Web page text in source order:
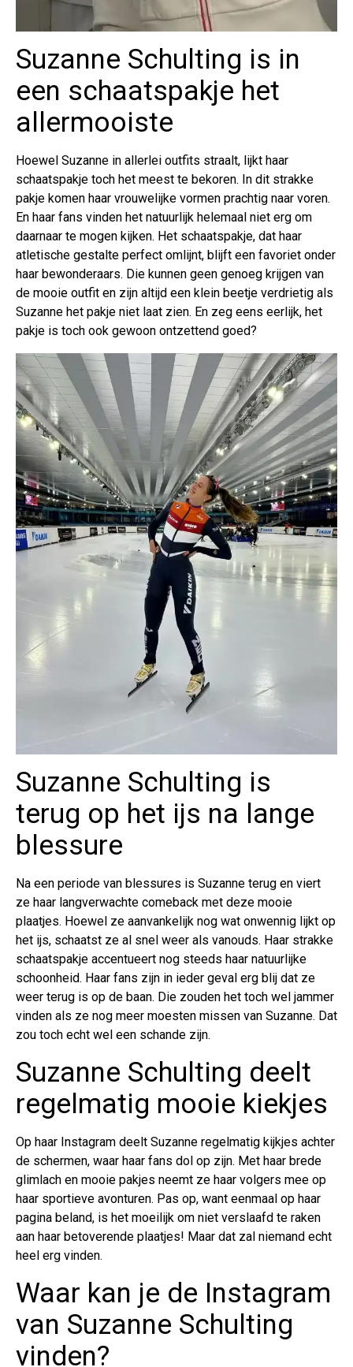
Suzanne Schulting is in
een schaatspakje het
allermooiste
Hoewel Suzanne in allerlei outfits straalt, lijkt haar
schaatspakje toch het meest te bekoren. In dit strakke
pakje komen haar vrouwelijke vormen prachtig naar voren.
En haar fans vinden het natuurlijk helemaal niet erg om
daarnaar te mogen kijken. Het schaatspakje, dat haar
atletische gestalte perfect omlijnt, blijft een favoriet onder
haar bewonderaars. Die kunnen geen genoeg krijgen van
de mooie outfit en zijn altijd een klein beetje verdrietig als
Suzanne het pakje niet laat zien. En zeg eens eerlijk, het
pakje is toch ook gewoon ontzettend goed?
Suzanne Schulting is
terug op het ijs na lange
blessure
Na een periode van blessures is Suzanne terug en viert
ze haar langverwachte comeback met deze mooie
plaatjes. Hoewel ze aanvankelijk nog wat onwennig lijkt op
het ijs, schaatst ze al snel weer als vanouds. Haar strakke
schaatspakje accentueert nog steeds haar natuurlijke
schoonheid. Haar fans zijn in ieder geval erg blij dat ze
weer terug is op de baan. Die zouden het toch wel jammer
vinden als ze nog meer moesten missen van Suzanne. Dat
zou toch echt wel een schande zijn.
Suzanne Schulting deelt
regelmatig mooie kiekjes
Op haar Instagram deelt Suzanne regelmatig kijkjes achter
de schermen, waar haar fans dol op zijn. Met haar brede
glimlach en mooie pakjes neemt ze haar volgers mee op
haar sportieve avonturen. Pas op, want eenmaal op haar
pagina beland, is het moeilijk om niet verslaafd te raken
aan haar betoverende plaatjes! Maar dat zal niemand echt
heel erg vinden.
Waar kan je de Instagram
van Suzanne Schulting
vinden?